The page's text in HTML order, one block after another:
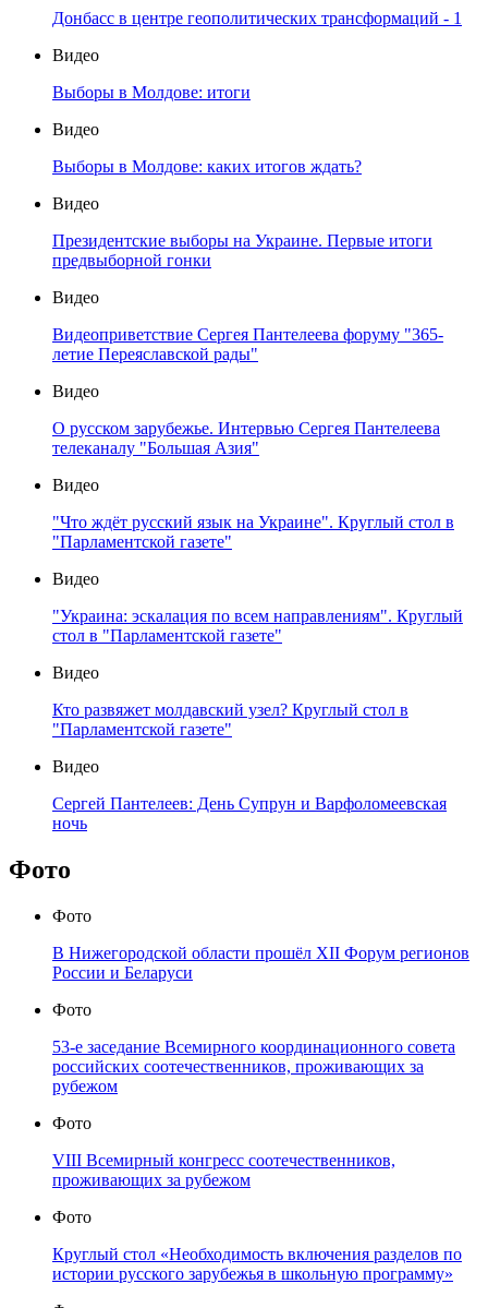
Донбасс в центре геополитических трансформаций - 1
Видео
Выборы в Молдове: итоги
Видео
Выборы в Молдове: каких итогов ждать?
Видео
Президентские выборы на Украине. Первые итоги
предвыборной гонки
Видео
Видеоприветствие Сергея Пантелеева форуму "365-
летие Переяславской рады"
Видео
О русском зарубежье. Интервью Сергея Пантелеева
телеканалу "Большая Азия"
Видео
"Что ждёт русский язык на Украине". Круглый стол в
"Парламентской газете"
Видео
"Украина: эскалация по всем направлениям". Круглый
стол в "Парламентской газете"
Видео
Кто развяжет молдавский узел? Круглый стол в
"Парламентской газете"
Видео
Сергей Пантелеев: День Супрун и Варфоломеевская
ночь
Фото
Фото
В Нижегородской области прошёл XII Форум регионов
России и Беларуси
Фото
53-е заседание Всемирного координационного совета
российских соотечественников, проживающих за
рубежом
Фото
VIII Всемирный конгресс соотечественников,
проживающих за рубежом
Фото
Круглый стол «Необходимость включения разделов по
истории русского зарубежья в школьную программу»